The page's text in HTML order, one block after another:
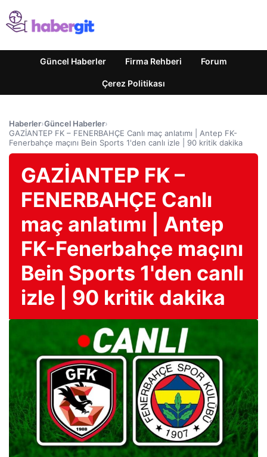
Güncel Haberler Firma Rehberi Forum
Çerez Politikası
Haberler›Güncel Haberler›
GAZİANTEP FK – FENERBAHÇE Canlı maç anlatımı | Antep FK-
Fenerbahçe maçını Bein Sports 1'den canlı izle | 90 kritik dakika
GAZİANTEP FK –
FENERBAHÇE Canlı
maç anlatımı | Antep
FK-Fenerbahçe maçını
Bein Sports 1'den canlı
izle | 90 kritik dakika